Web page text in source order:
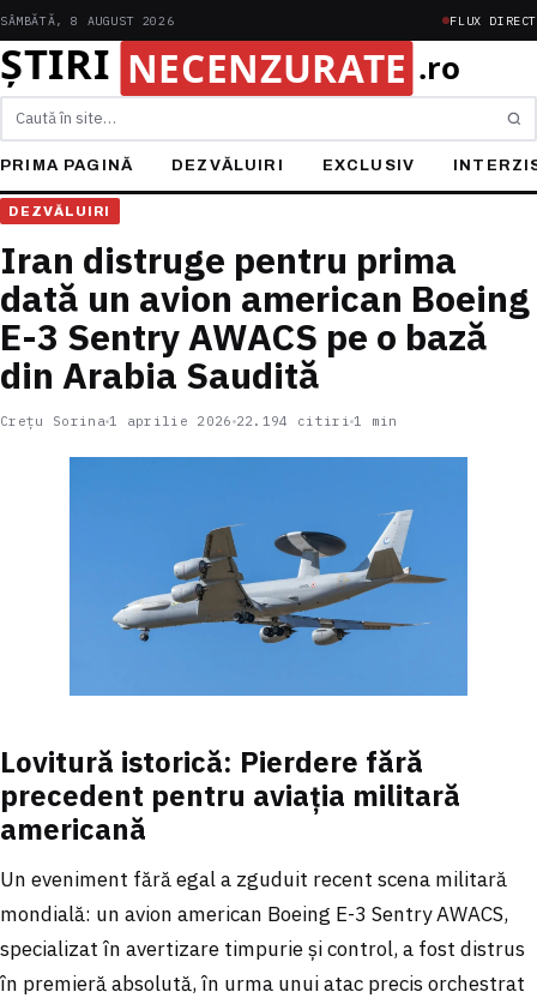
SÂMBĂTĂ, 8 AUGUST 2026 FLUX DIRECT
Caută
PRIMA PAGINĂ DEZVĂLUIRI EXCLUSIV
DEZVĂLUIRI
Iran distruge pentru prima
dată un avion american Boeing
E-3 Sentry AWACS pe o bază
din Arabia Saudită
Crețu Sorina 1 aprilie 2026 22.194 citiri 1 min
Lovitură istorică: Pierdere fără
precedent pentru aviația militară
americană
Un eveniment fără egal a zguduit recent scena militară
mondială: un avion american Boeing E-3 Sentry AWACS,
specializat în avertizare timpurie și control, a fost distrus
în premieră absolută, în urma unui atac precis orchestrat